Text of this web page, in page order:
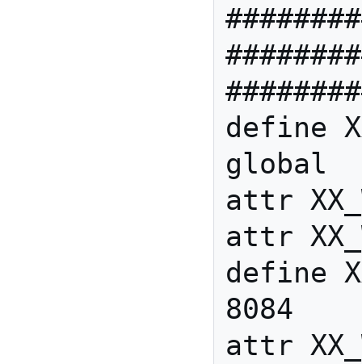
define
global
attr
attr
define
8084
attr